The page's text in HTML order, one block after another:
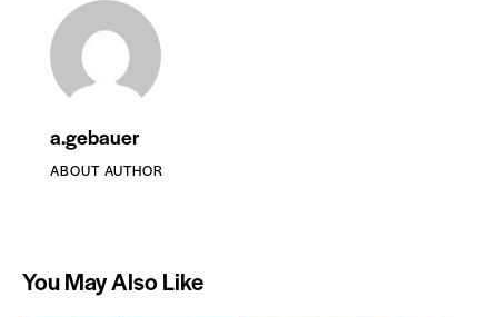
a.gebauer
ABOUT AUTHOR
You May Also Like